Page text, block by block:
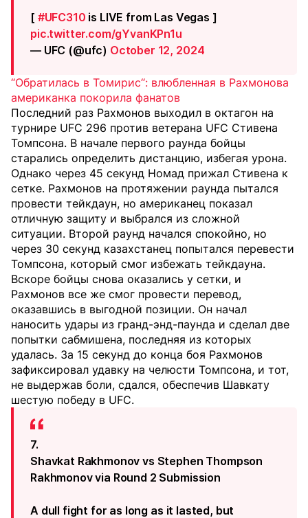
[ #UFC310 is LIVE from Las Vegas ]
pic.twitter.com/gYvanKPn1u
— UFC (@ufc) October 12, 2024
“Обратилась в Томирис“: влюбленная в Рахмонова
американка покорила фанатов
Последний раз Рахмонов выходил в октагон на
турнире UFC 296 против ветерана UFC Стивена
Томпсона. В начале первого раунда бойцы
старались определить дистанцию, избегая урона.
Однако через 45 секунд Номад прижал Стивена к
сетке. Рахмонов на протяжении раунда пытался
провести тейкдаун, но американец показал
отличную защиту и выбрался из сложной
ситуации. Второй раунд начался спокойно, но
через 30 секунд казахстанец попытался перевести
Томпсона, который смог избежать тейкдауна.
Вскоре бойцы снова оказались у сетки, и
Рахмонов все же смог провести перевод,
оказавшись в выгодной позиции. Он начал
наносить удары из гранд-энд-паунда и сделал две
попытки сабмишена, последняя из которых
удалась. За 15 секунд до конца боя Рахмонов
зафиксировал удавку на челюсти Томпсона, и тот,
не выдержав боли, сдался, обеспечив Шавкату
шестую победу в UFC.
7.
Shavkat Rakhmonov vs Stephen Thompson
Rakhmonov via Round 2 Submission
A dull fight for as long as it lasted, but